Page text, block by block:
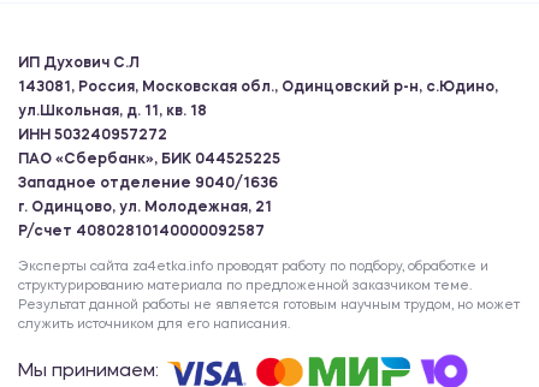
ИП Духович С.Л
143081, Россия, Московская обл., Одинцовский р-н, с.Юдино,
ул.Школьная, д. 11, кв. 18
ИНН 503240957272
ПАО «Сбербанк», БИК 044525225
Западное отделение 9040/1636
г. Одинцово, ул. Молодежная, 21
Р/счет 40802810140000092587
Эксперты сайта za4etka.info проводят работу по подбору, обработке и
структурированию материала по предложенной заказчиком теме.
Результат данной работы не является готовым научным трудом, но может
служить источником для его написания.
Мы принимаем: